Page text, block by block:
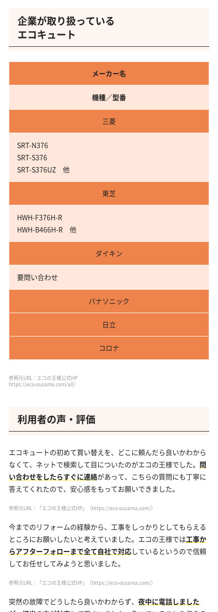
企業が取り扱っている
エコキュート
メーカー名
機種／型番
三菱
SRT-N376
SRT-S376
SRT-S376UZ 他
東芝
HWH-F376H-R
HWH-B466H-R 他
ダイキン
要問い合わせ
パナソニック
日立
コロナ
参照元URL：エコの王様公式HP
https://eco-ousama.com/all/
利用者の声・評価
エコキュートの初めて買い替えを、どこに頼んだら良いかわから
なくて、ネットで検索して目についたのがエコの王様でした。 問
い合わせをしたらすぐに連絡があって、こちらの質問にも丁寧に
答えてくれたので、安心感をもってお願いできました。
参照元URL：「エコの王様公式HP」 （https://eco-ousama.com/）
今までのリフォームの経験から、工事をしっかりとしてもらえる
ところにお願いしたいと考えていました。エコの王様では工事か
らアフターフォローまで全て自社で対応しているというので信頼
してお任せしてみようと思いました。
参照元URL：「エコの王様公式HP」 （https://eco-ousama.com/）
突然の故障でどうしたら良いかわからず、 夜中に電話しました